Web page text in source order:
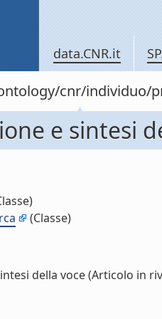
data.CNR.it
cnr/individuo/
e sintesi
(Classe)
della voce (Articolo in